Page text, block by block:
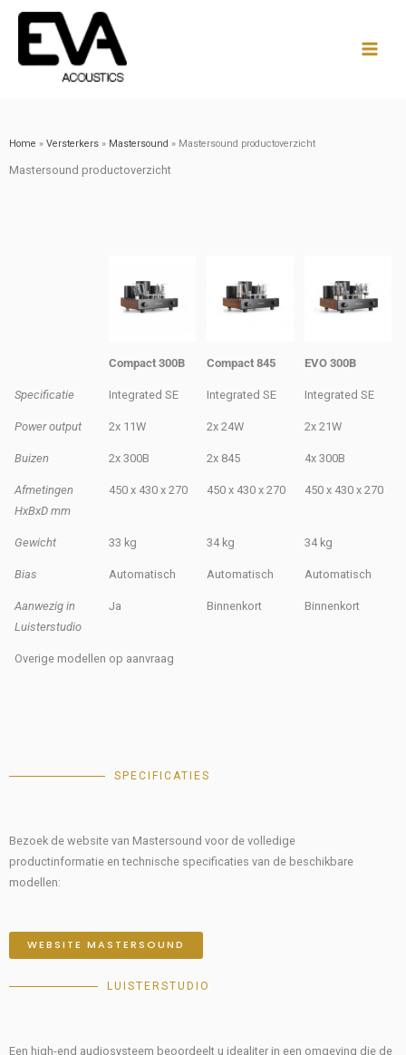
Home » Versterkers » Mastersound » Mastersound productoverzicht
Mastersound productoverzicht
Compact 300B Compact 845 EVO 300B
Specificatie Integrated SE Integrated SE Integrated SE
Power output 2x 11W 2x 24W 2x 21W
Buizen 2x 300B 2x 845 4x 300B
Afmetingen
HxBxD mm
450 x 430 x 270 450 x 430 x 270 450 x 430 x 270
Gewicht 33 kg 34 kg 34 kg
Bias Automatisch Automatisch Automatisch
Aanwezig in
Luisterstudio
Ja Binnenkort Binnenkort
Overige modellen op aanvraag
SPECIFICATIES
Bezoek de website van Mastersound voor de volledige
productinformatie en technische specificaties van de beschikbare
modellen:
WEBSITE MASTERSOUND
LUISTERSTUDIO
Een high-end audiosysteem beoordeelt u idealiter in een omgeving die de